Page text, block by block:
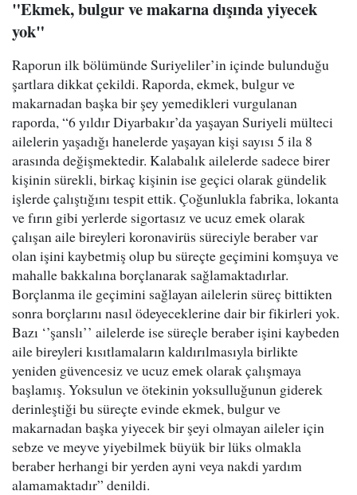
"Ekmek, bulgur ve makarna dışında yiyecek
yok"
Raporun ilk bölümünde Suriyeliler’in içinde bulunduğu
şartlara dikkat çekildi. Raporda, ekmek, bulgur ve
makarnadan başka bir şey yemedikleri vurgulanan
raporda, “6 yıldır Diyarbakır’da yaşayan Suriyeli mülteci
ailelerin yaşadığı hanelerde yaşayan kişi sayısı 5 ila 8
arasında değişmektedir. Kalabalık ailelerde sadece birer
kişinin sürekli, birkaç kişinin ise geçici olarak gündelik
işlerde çalıştığını tespit ettik. Çoğunlukla fabrika, lokanta
ve fırın gibi yerlerde sigortasız ve ucuz emek olarak
çalışan aile bireyleri koronavirüs süreciyle beraber var
olan işini kaybetmiş olup bu süreçte geçimini komşuya ve
mahalle bakkalına borçlanarak sağlamaktadırlar.
Borçlanma ile geçimini sağlayan ailelerin süreç bittikten
sonra borçlarını nasıl ödeyeceklerine dair bir fikirleri yok.
Bazı ‘’şanslı’’ ailelerde ise süreçle beraber işini kaybeden
aile bireyleri kısıtlamaların kaldırılmasıyla birlikte
yeniden güvencesiz ve ucuz emek olarak çalışmaya
başlamış. Yoksulun ve ötekinin yoksulluğunun giderek
derinleştiği bu süreçte evinde ekmek, bulgur ve
makarnadan başka yiyecek bir şeyi olmayan aileler için
sebze ve meyve yiyebilmek büyük bir lüks olmakla
beraber herhangi bir yerden ayni veya nakdi yardım
alamamaktadır” denildi.